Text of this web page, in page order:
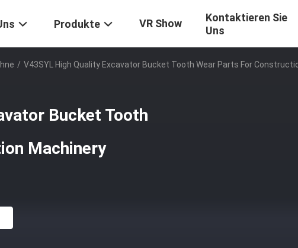
Produkte VR Show
Kontaktieren Sie
Uns
/ V43SYL High Quality Excavator Bucket Tooth Wear Parts For
Bucket Tooth
Machinery